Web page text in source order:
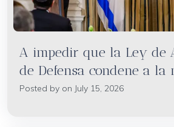
A impedir que la Ley de
de Defensa condene a la
Posted by on July 15, 2026